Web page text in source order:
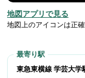
地図アプリで見る
地図上のアイコンは正
東急東横線 学芸大学